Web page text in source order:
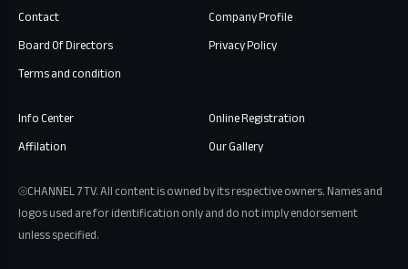
Contact
Company Profile
Board Of Directors
Privacy Policy
Terms and condition
Info Center
Online Registration
Affilation
Our Gallery
⦾CHANNEL 7 TV. All content is owned by its respective owners. Names and
logos used are for identification only and do not imply endorsement
unless specified.